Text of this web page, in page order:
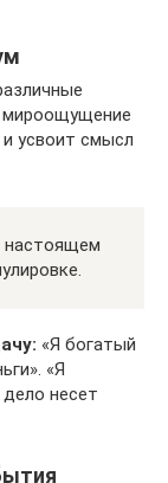
мироощущение
усвоит смысл
настоящем
«Я богатый
«Я
несет